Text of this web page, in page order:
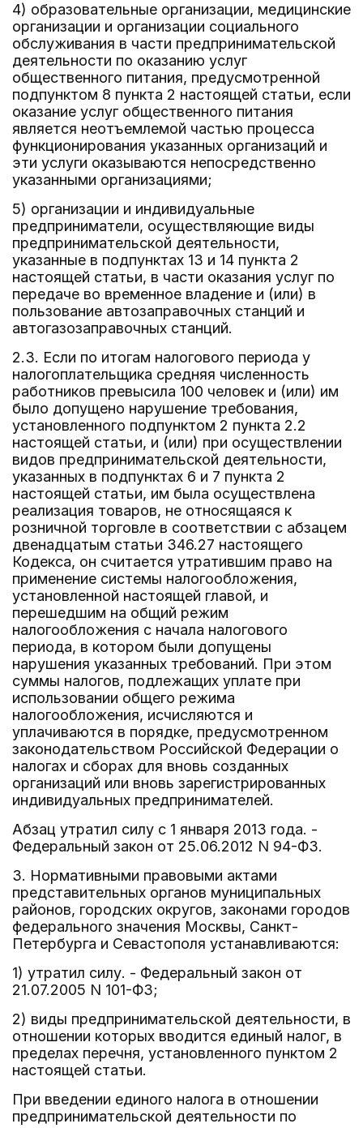
4) образовательные организации, медицинские
организации и организации социального
обслуживания в части предпринимательской
деятельности по оказанию услуг
общественного питания, предусмотренной
подпунктом 8 пункта 2 настоящей статьи, если
оказание услуг общественного питания
является неотъемлемой частью процесса
функционирования указанных организаций и
эти услуги оказываются непосредственно
указанными организациями;
5) организации и индивидуальные
предприниматели, осуществляющие виды
предпринимательской деятельности,
указанные в подпунктах 13 и 14 пункта 2
настоящей статьи, в части оказания услуг по
передаче во временное владение и (или) в
пользование автозаправочных станций и
автогазозаправочных станций.
2.3. Если по итогам налогового периода у
налогоплательщика средняя численность
работников превысила 100 человек и (или) им
было допущено нарушение требования,
установленного подпунктом 2 пункта 2.2
настоящей статьи, и (или) при осуществлении
видов предпринимательской деятельности,
указанных в подпунктах 6 и 7 пункта 2
настоящей статьи, им была осуществлена
реализация товаров, не относящаяся к
розничной торговле в соответствии с абзацем
двенадцатым статьи 346.27 настоящего
Кодекса, он считается утратившим право на
применение системы налогообложения,
установленной настоящей главой, и
перешедшим на общий режим
налогообложения с начала налогового
периода, в котором были допущены
нарушения указанных требований. При этом
суммы налогов, подлежащих уплате при
использовании общего режима
налогообложения, исчисляются и
уплачиваются в порядке, предусмотренном
законодательством Российской Федерации о
налогах и сборах для вновь созданных
организаций или вновь зарегистрированных
индивидуальных предпринимателей.
Абзац утратил силу с 1 января 2013 года. -
Федеральный закон от 25.06.2012 N 94-ФЗ.
3. Нормативными правовыми актами
представительных органов муниципальных
районов, городских округов, законами городов
федерального значения Москвы, Санкт-
Петербурга и Севастополя устанавливаются:
1) утратил силу. - Федеральный закон от
21.07.2005 N 101-ФЗ;
2) виды предпринимательской деятельности, в
отношении которых вводится единый налог, в
пределах перечня, установленного пунктом 2
настоящей статьи.
При введении единого налога в отношении
предпринимательской деятельности по